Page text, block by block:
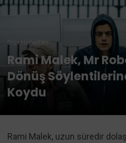
Dizi Haberleri
Rami Malek, Mr
Dönüş
Koydu
Rami Malek, uzun süredir